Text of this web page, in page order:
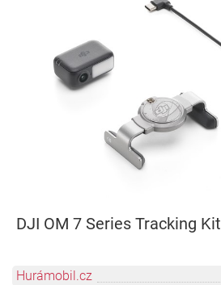
DJI OM 7 Series Tracking Kit
Hurámobil.cz